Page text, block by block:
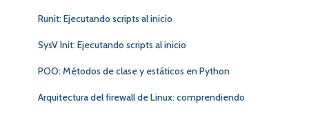
Runit: Ejecutando scripts al inicio
SysV Init: Ejecutando scripts al inicio
POO: Métodos de clase y estáticos en Python
Arquitectura del firewall de Linux: comprendiendo